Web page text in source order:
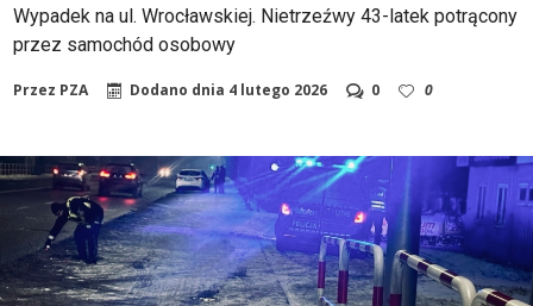
Wypadek na ul. Wrocławskiej. Nietrzeźwy 43-latek potrącony
przez samochód osobowy
Przez PZA Dodano dnia 4 lutego 2026 0 0